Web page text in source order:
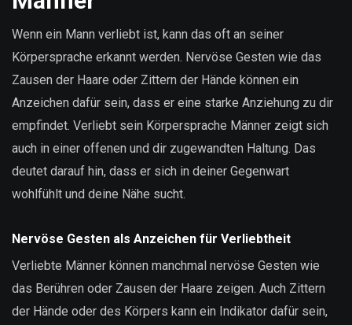
Wenn ein Mann verliebt ist, kann das oft an seiner
Körpersprache erkannt werden. Nervöse Gesten wie das
Zausen der Haare oder Zittern der Hände können ein
Anzeichen dafür sein, dass er eine starke Anziehung zu dir
empfindet. Verliebt sein Körpersprache Männer zeigt sich
auch in einer offenen und dir zugewandten Haltung. Das
deutet darauf hin, dass er sich in deiner Gegenwart
wohlfühlt und deine Nähe sucht.
Nervöse Gesten als Anzeichen für Verliebtheit
Verliebte Männer können manchmal nervöse Gesten wie
das Berühren oder Zausen der Haare zeigen. Auch Zittern
der Hände oder des Körpers kann ein Indikator dafür sein,